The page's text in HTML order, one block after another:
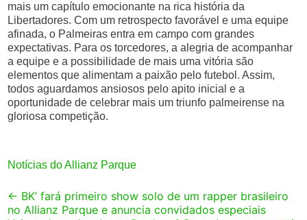
mais um capítulo emocionante na rica história da
Libertadores. Com um retrospecto favorável e uma equipe
afinada, o Palmeiras entra em campo com grandes
expectativas. Para os torcedores, a alegria de acompanhar
a equipe e a possibilidade de mais uma vitória são
elementos que alimentam a paixão pelo futebol. Assim,
todos aguardamos ansiosos pelo apito inicial e a
oportunidade de celebrar mais um triunfo palmeirense na
gloriosa competição.
Notícias do Allianz Parque
Post
navigation
← BK’ fará primeiro show solo de um rapper brasileiro
no Allianz Parque e anuncia convidados especiais